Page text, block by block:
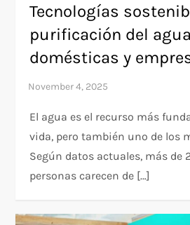
Tecnologías
purificación del
domésticas y
El agua es el recurso más
vida, pero también uno de los
Según datos actuales, más de
personas carecen de […]